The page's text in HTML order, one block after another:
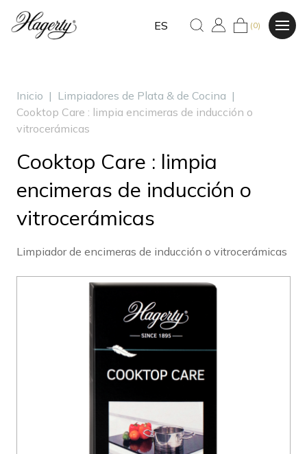
ES (0)
Inicio | Limpiadores de Plata & de Cocina |
Cooktop Care : limpia encimeras de inducción o
vitrocerámicas
Cooktop Care : limpia
encimeras de inducción o
vitrocerámicas
Limpiador de encimeras de inducción o vitrocerámicas